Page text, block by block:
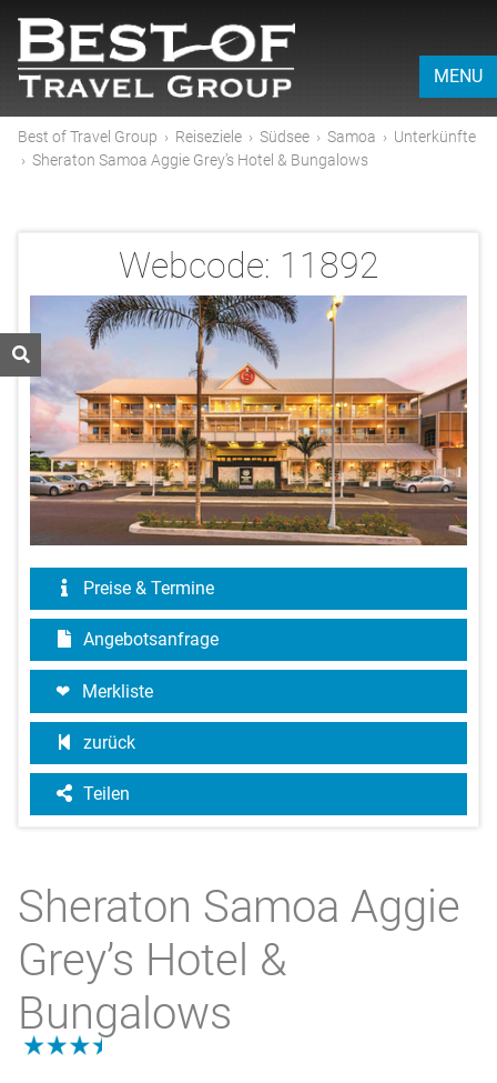
MENU
Best of Travel Group › Reiseziele › Südsee › Samoa › Unterkünfte
› Sheraton Samoa Aggie Grey’s Hotel & Bungalows
Webcode: 11892
Preise & Termine
Angebotsanfrage
Merkliste
zurück
Teilen
Sheraton Samoa Aggie
Grey’s Hotel &
Bungalows
3.5